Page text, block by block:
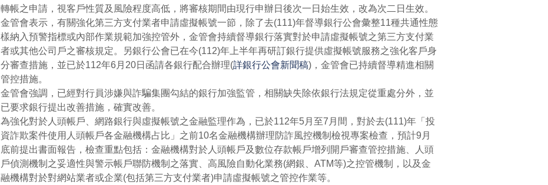
轉帳之申請，視客戶性質及風險程度高低，將審核期間由現行申辦日後次一日始生效，改為次二日生效。
金管會表示，有關強化第三方支付業者申請虛擬帳號一節，除了去(111)年督導銀行公會彙整11種共通性態
樣納入預警指標或內部作業規範加強控管外，金管會持續督導銀行落實對於申請虛擬帳號之第三方支付業
者或其他公司戶之審核規定。另銀行公會已在今(112)年上半年再研訂銀行提供虛擬帳號服務之強化客戶身
分審查措施，並已於112年6月20日函請各銀行配合辦理(詳銀行公會新聞稿)，金管會已持續督導精進相關
管控措施。
金管會強調，已經對行員涉嫌與詐騙集團勾結的銀行加強監管，相關缺失除依銀行法規定從重處分外，並
已要求銀行提出改善措施，確實改善。
為強化對於人頭帳戶、網路銀行與虛擬帳號之金融監理作為，已於112年5月至7月間，對於去(111)年「投
資詐欺案件使用人頭帳戶各金融機構占比」之前10名金融機構辦理防詐風控機制檢視專案檢查，預計9月
底前提出書面報告，檢查重點包括：金融機構對於人頭帳戶及數位存款帳戶增列開戶審查管控措施、人頭
戶偵測機制之妥適性與警示帳戶聯防機制之落實、高風險自動化業務(網銀、ATM等)之控管機制，以及金
融機構對於對網站業者或企業(包括第三方支付業者)申請虛擬帳號之管控作業等。